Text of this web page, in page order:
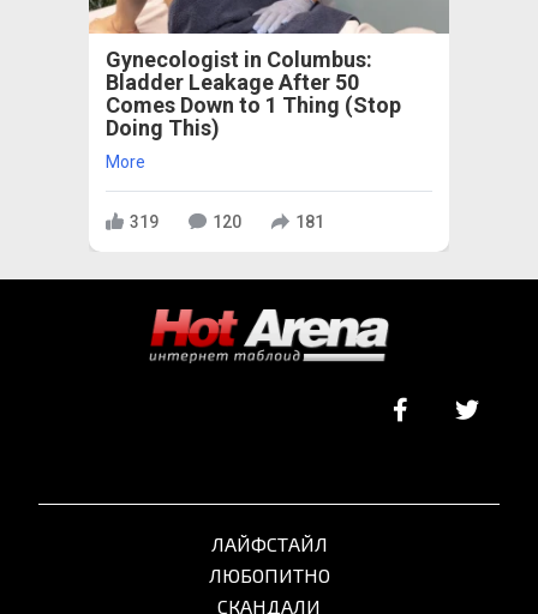
Gynecologist in Columbus:
Bladder Leakage After 50
Comes Down to 1 Thing (Stop
Doing This)
More
319 120 181
ЛАЙФСТАЙЛ
ЛЮБОПИТНО
СКАНДАЛИ